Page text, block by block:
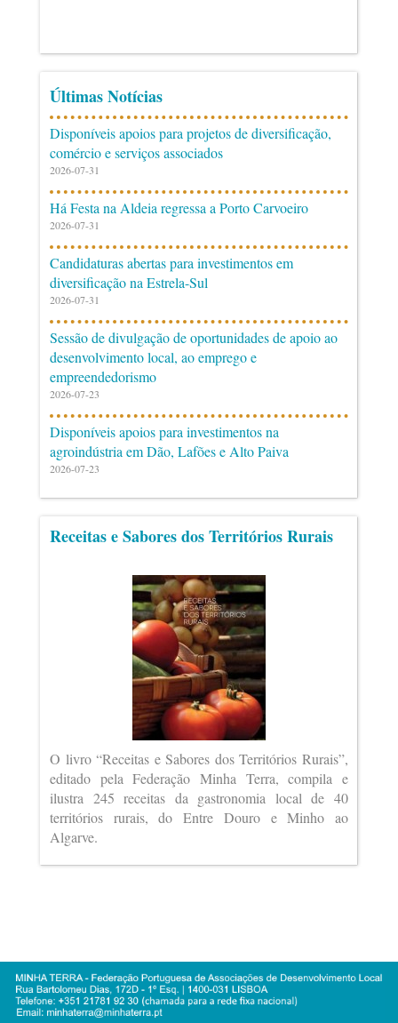
Últimas Notícias
Disponíveis apoios para projetos de diversificação,
comércio e serviços associados
2026-07-31
Há Festa na Aldeia regressa a Porto Carvoeiro
2026-07-31
Candidaturas abertas para investimentos em
diversificação na Estrela-Sul
2026-07-31
Sessão de divulgação de oportunidades de apoio ao
desenvolvimento local, ao emprego e
empreendedorismo
2026-07-23
Disponíveis apoios para investimentos na
agroindústria em Dão, Lafões e Alto Paiva
2026-07-23
Receitas e Sabores dos Territórios Rurais
O livro “Receitas e Sabores dos Territórios Rurais”,
editado pela Federação Minha Terra, compila e
ilustra 245 receitas da gastronomia local de 40
territórios rurais, do Entre Douro e Minho ao
Algarve.